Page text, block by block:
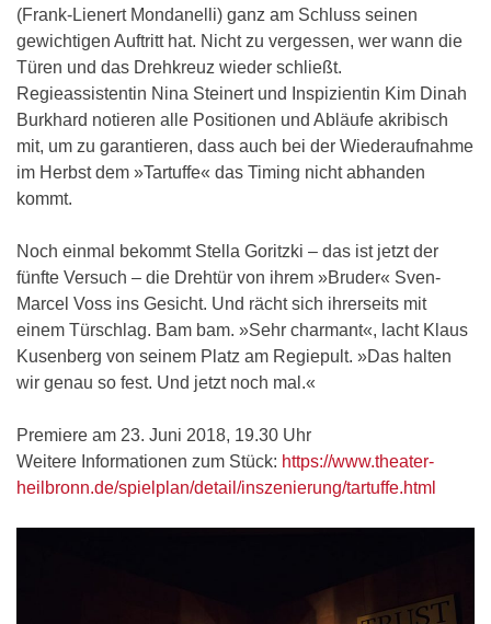
(Frank-Lienert Mondanelli) ganz am Schluss seinen
gewichtigen Auftritt hat. Nicht zu vergessen, wer wann die
Türen und das Drehkreuz wieder schließt.
Regieassistentin Nina Steinert und Inspizientin Kim Dinah
Burkhard notieren alle Positionen und Abläufe akribisch
mit, um zu garantieren, dass auch bei der Wiederaufnahme
im Herbst dem »Tartuffe« das Timing nicht abhanden
kommt.
Noch einmal bekommt Stella Goritzki – das ist jetzt der
fünfte Versuch – die Drehtür von ihrem »Bruder« Sven-
Marcel Voss ins Gesicht. Und rächt sich ihrerseits mit
einem Türschlag. Bam bam. »Sehr charmant«, lacht Klaus
Kusenberg von seinem Platz am Regiepult. »Das halten
wir genau so fest. Und jetzt noch mal.«
Premiere am 23. Juni 2018, 19.30 Uhr
Weitere Informationen zum Stück: https://www.theater-
heilbronn.de/spielplan/detail/inszenierung/tartuffe.html